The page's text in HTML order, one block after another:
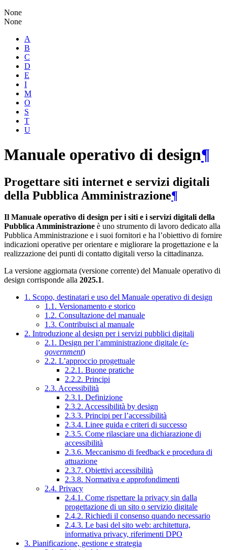
None
None
A
B
C
D
E
I
M
O
S
T
U
Manuale operativo di design¶
Progettare siti internet e servizi digitali
della Pubblica Amministrazione¶
Il Manuale operativo di design per i siti e i servizi digitali della
Pubblica Amministrazione è uno strumento di lavoro dedicato alla
Pubblica Amministrazione e i suoi fornitori e ha l’obiettivo di fornire
indicazioni operative per orientare e migliorare la progettazione e la
realizzazione dei punti di contatto digitali verso la cittadinanza.
La versione aggiornata (versione corrente) del Manuale operativo di
design corrisponde alla 2025.1.
1. Scopo, destinatari e uso del Manuale operativo di design
1.1. Versionamento e storico
1.2. Consultazione del manuale
1.3. Contribuisci al manuale
2. Introduzione al design per i servizi pubblici digitali
2.1. Design per l’amministrazione digitale (e-
government)
2.2. L’approccio progettuale
2.2.1. Buone pratiche
2.2.2. Principi
2.3. Accessibilità
2.3.1. Definizione
2.3.2. Accessibilità by design
2.3.3. Principi per l’accessibilità
2.3.4. Linee guida e criteri di successo
2.3.5. Come rilasciare una dichiarazione di
accessibilità
2.3.6. Meccanismo di feedback e procedura di
attuazione
2.3.7. Obiettivi accessibilità
2.3.8. Normativa e approfondimenti
2.4. Privacy
2.4.1. Come rispettare la privacy sin dalla
progettazione di un sito o servizio digitale
2.4.2. Richiedi il consenso quando necessario
2.4.3. Le basi del sito web: architettura,
informativa privacy, riferimenti DPO
3. Pianificazione, gestione e strategia